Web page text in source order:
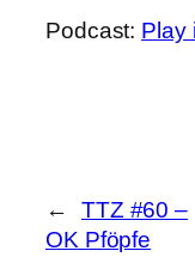
Podcast: Play
←
TTZ #60 –
OK Pföpfe